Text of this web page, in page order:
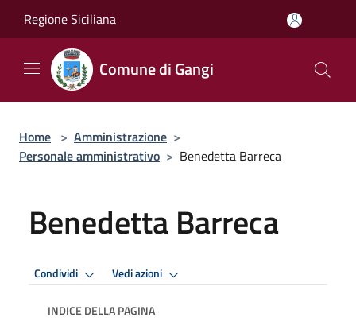
Regione Siciliana
Comune di Gangi
Home > Amministrazione >
Personale amministrativo > Benedetta Barreca
Benedetta Barreca
Condividi Vedi azioni
INDICE DELLA PAGINA